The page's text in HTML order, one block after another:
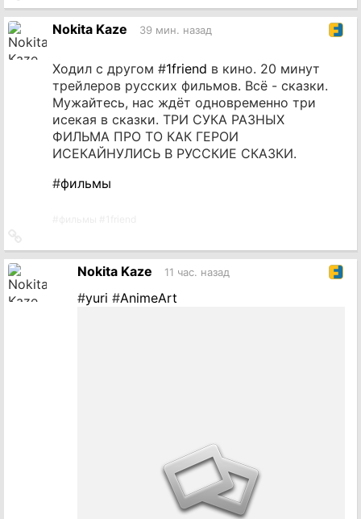
на
источникNokita Kaze 39 мин. назад
Ходил с другом #1friend в кино. 20 минут
трейлеров русских фильмов. Всё - сказки.
Мужайтесь, нас ждёт одновременно три
исекая в сказки. ТРИ СУКА РАЗНЫХ
ФИЛЬМА ПРО ТО КАК ГЕРОИ
ИСЕКАЙНУЛИСЬ В РУССКИЕ СКАЗКИ.
#фильмы
на
Nokita Kaze 11 час. назад
#yuri #AnimeArt